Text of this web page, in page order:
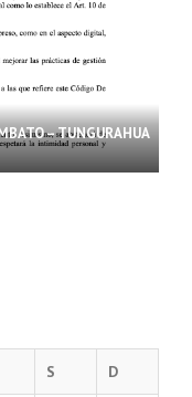
– TUNGURAHUA
S D